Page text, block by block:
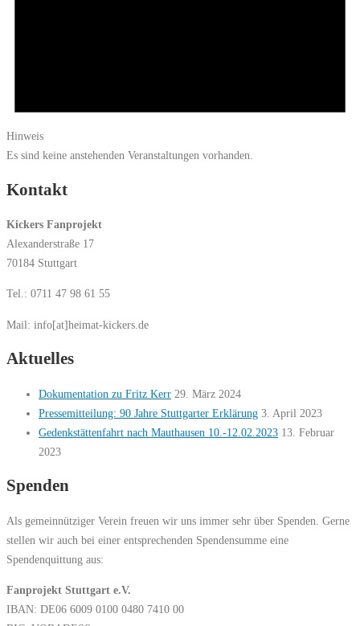
Hinweis
Es sind keine anstehenden Veranstaltungen vorhanden.
Kontakt
Kickers Fanprojekt
Alexanderstraße 17
70184 Stuttgart
Tel.: 0711 47 98 61 55
Mail: info[at]heimat-kickers.de
Aktuelles
Dokumentation zu Fritz Kerr 29. März 2024
Pressemitteilung: 90 Jahre Stuttgarter Erklärung 3. April 2023
Gedenkstättenfahrt nach Mauthausen 10.-12.02.2023 13. Februar
2023
Spenden
Als gemeinnütziger Verein freuen wir uns immer sehr über Spenden. Gerne
stellen wir auch bei einer entsprechenden Spendensumme eine
Spendenquittung aus:
Fanprojekt Stuttgart e.V.
IBAN: DE06 6009 0100 0480 7410 00